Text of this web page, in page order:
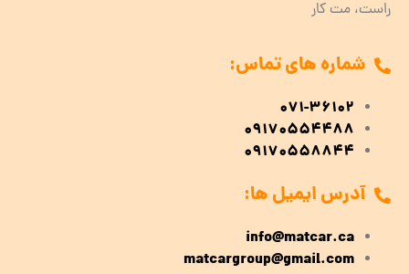
راست، مت کار
شماره های تماس:
071-36102
09170554488
09170558844
آدرس ایمیل ها:
info@matcar.ca
matcargroup@gmail.com